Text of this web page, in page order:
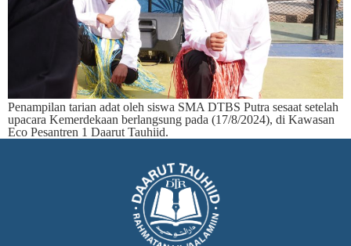
Penampilan tarian adat oleh siswa SMA DTBS Putra sesaat setelah
upacara Kemerdekaan berlangsung pada (17/8/2024), di Kawasan
Eco Pesantren 1 Daarut Tauhiid.